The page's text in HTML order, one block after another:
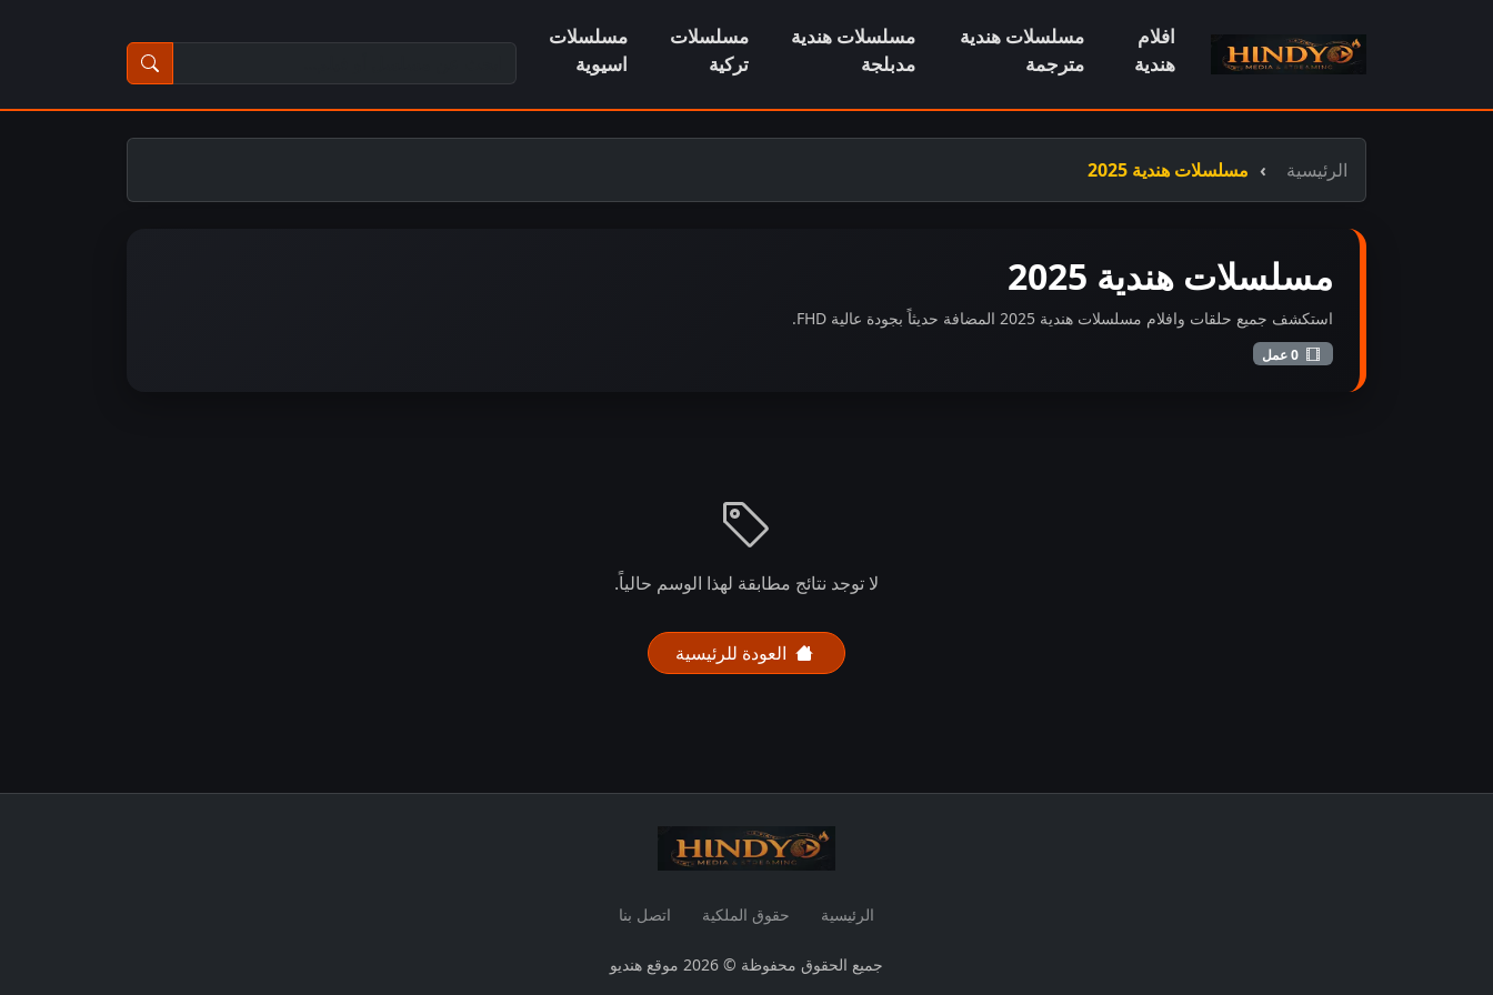
افلام
هندية
مسلسلات هندية
مترجمة
مسلسلات هندية
مدبلجة
مسلسلات
تركية
مسلسلات
اسيوية
الرئيسية مسلسلات هندية 2025
مسلسلات هندية 2025
استكشف جميع حلقات وافلام مسلسلات هندية 2025 المضافة حديثاً بجودة عالية FHD.
لا توجد نتائج مطابقة لهذا الوسم حالياً.
العودة للرئيسية
الرئيسية حقوق الملكية اتصل بنا
جميع الحقوق محفوظة © 2026 موقع هنديو